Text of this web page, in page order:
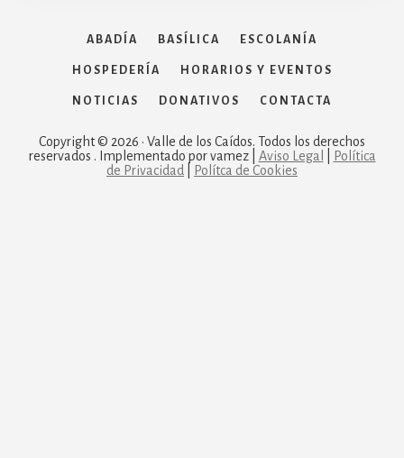
ABADÍA BASÍLICA ESCOLANÍA
HOSPEDERÍA HORARIOS Y EVENTOS
NOTICIAS DONATIVOS CONTACTA
Copyright © 2026 · Valle de los Caídos. Todos los derechos
reservados . Implementado por vamez | Aviso Legal
Política
de Privacidad
Polítca de Cookies